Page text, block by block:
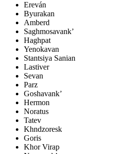
Ereván
Byurakan
Amberd
Saghmosavank’
Haghpat
Yenokavan
Stantsiya Sanian
Lastiver
Sevan
Parz
Goshavank’
Hermon
Noratus
Tatev
Khndzoresk
Goris
Khor Virap